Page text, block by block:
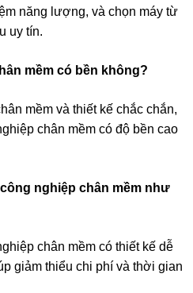
năng lượng, và chọn máy từ
uy tín.
mềm có bền không?
mềm và thiết kế chắc chắn,
chân mềm có độ bền cao
nghiệp chân mềm như
chân mềm có thiết kế dễ
giảm thiểu chi phí và thời gian